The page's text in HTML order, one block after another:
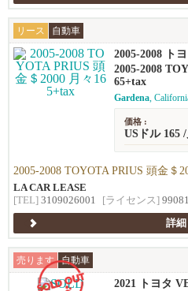
リース 自動車
2005-2008 ト
2005-2008
65+tax
Gardena,
価格 :
USドル 165 /
2005-2008 TOYOTA PRIUS 頭金＄
LA CAR LEASE
[TEL] 3109026001 [ライセンス] 99081
詳細
売ります 自動車
2021 トヨタ